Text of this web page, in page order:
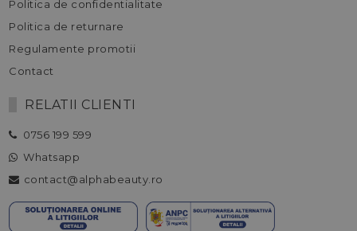
Politica de confidentialitate
Politica de returnare
Regulamente promotii
Contact
RELATII CLIENTI
0756 199 599
Whatsapp
contact@alphabeauty.ro